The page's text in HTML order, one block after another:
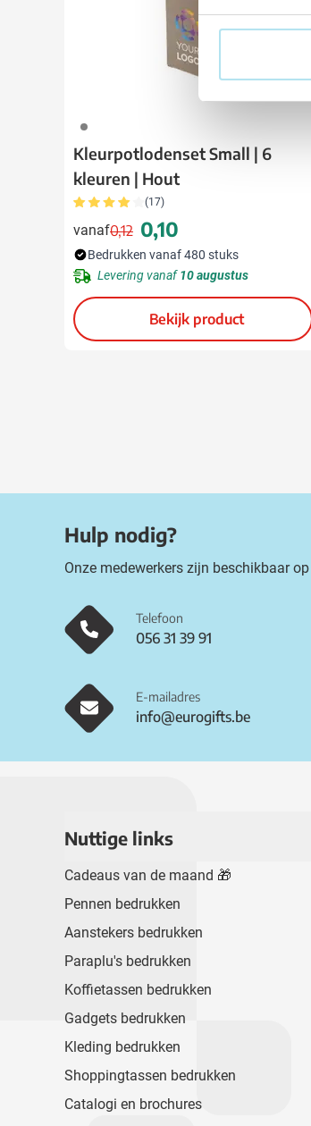
003
Kleurpotlodenset Small | 6
kleuren | Hout
(17)
vanaf
Normale prijs
0,12 0,10
Bedrukken vanaf 480 stuks
Levering vanaf10 augustus
Bekijk product
Hulp nodig?
Onze medewerkers zijn beschikbaar
Telefoon
056 31 39 91
E-mailadres
info@eurogifts.be
Nuttige links
Cadeaus van de maand 🎁
Pennen bedrukken
Aanstekers bedrukken
Paraplu's bedrukken
Koffietassen bedrukken
Gadgets bedrukken
Kleding bedrukken
Shoppingtassen bedrukken
Catalogi en brochures